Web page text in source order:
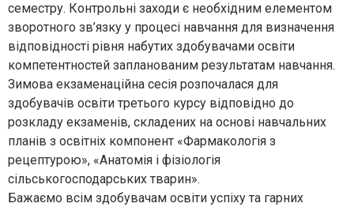
семестру. Контрольні заходи є необхідним елементом
зворотного зв’язку у процесі навчання для визначення
відповідності рівня набутих здобувачами освіти
компетентностей запланованим результатам навчання.
Зимова екзаменаційна сесія розпочалася для
здобувачів освіти третього курсу відповідно до
розкладу екзаменів, складених на основі навчальних
планів з освітніх компонент «Фармакологія з
рецептурою», «Анатомія і фізіологія
сільськогосподарських тварин».
Бажаємо всім здобувачам освіти успіху та гарних